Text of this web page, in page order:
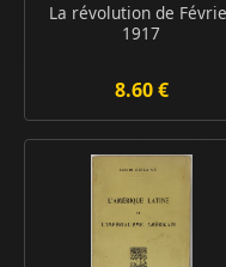
La révolution de
1917
8.60 €